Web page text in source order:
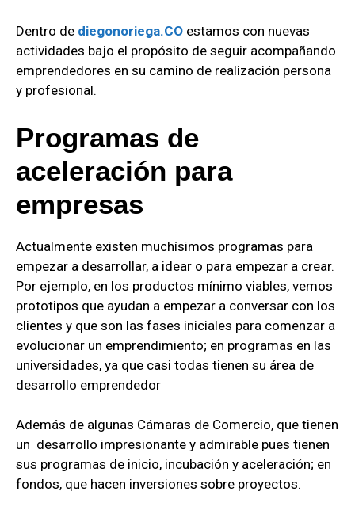
Dentro de diegonoriega.CO estamos con nuevas
actividades bajo el propósito de seguir acompañando
emprendedores en su camino de realización persona
y profesional.
Programas de
aceleración para
empresas
Actualmente existen muchísimos programas para
empezar a desarrollar, a idear o para empezar a crear.
Por ejemplo, en los productos mínimo viables, vemos
prototipos que ayudan a empezar a conversar con los
clientes y que son las fases iniciales para comenzar a
evolucionar un emprendimiento; en programas en las
universidades, ya que casi todas tienen su área de
desarrollo emprendedor
Además de algunas Cámaras de Comercio, que tienen
un desarrollo impresionante y admirable pues tienen
sus programas de inicio, incubación y aceleración; en
fondos, que hacen inversiones sobre proyectos.